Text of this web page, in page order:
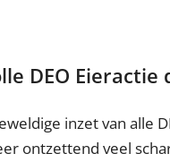
DEO
inzet van alle
ontzettend veel